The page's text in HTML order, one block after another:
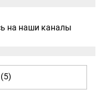
на наши каналы
(5)